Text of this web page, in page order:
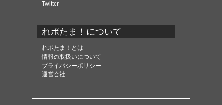
Twitter
れポたま！について
れポたま！とは
情報の取扱いについて
プライバシーポリシー
運営会社